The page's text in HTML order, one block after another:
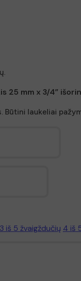
25 mm x 3/4”
Būtini laukeliai
3 iš 5 žvaigždučių 4 iš